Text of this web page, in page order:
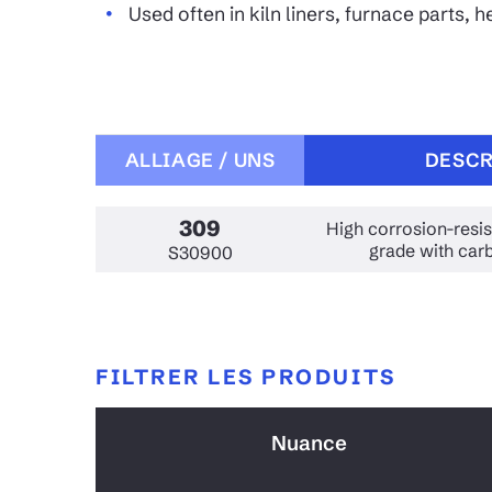
inoxydable
Used often in kiln liners, furnace parts,
ALLIAGE / UNS
309
S30900
High corrosion-
grade with
FILTRER LES PRODUITS
Nuance